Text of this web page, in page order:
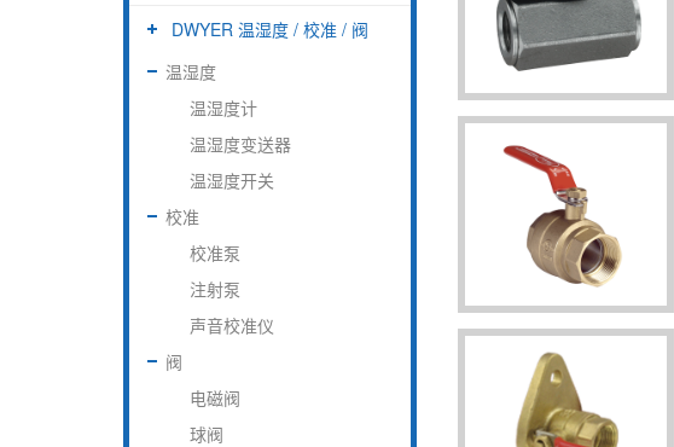
DWYER 温湿度 / 校准 / 阀
温湿度
温湿度计
温湿度变送器
温湿度开关
校准
校准泵
注射泵
声音校准仪
阀
电磁阀
球阀